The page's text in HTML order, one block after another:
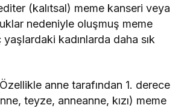
(kalıtsal) meme kanseri veya
nedeniyle oluşmuş meme
kadınlarda daha sık
anne tarafından 1. derece
teyze, anneanne, kızı) meme